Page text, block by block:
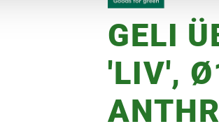
GELI
'LIV',